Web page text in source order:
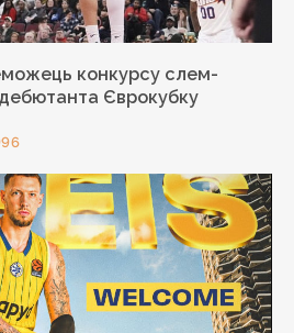
конкурсу слем-
Єврокубку